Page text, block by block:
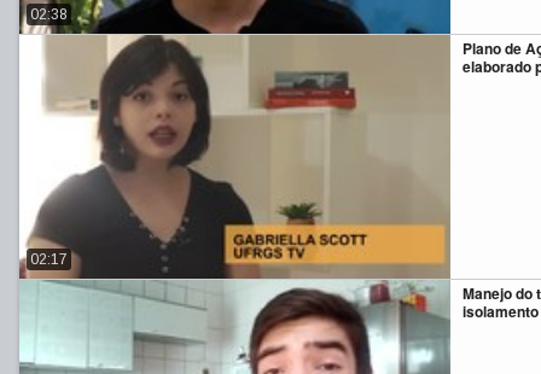
02:38
Plano de
elaborado
02:17
Manejo do